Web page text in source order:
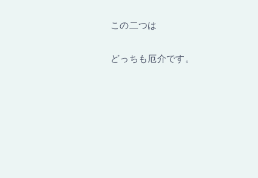
この二つは
どっちも厄介です。